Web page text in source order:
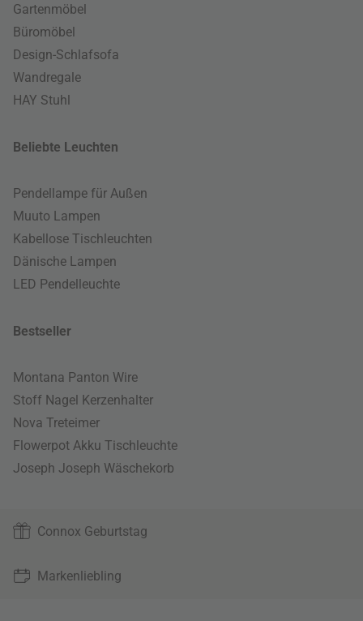
Gartenmöbel
Büromöbel
Design-Schlafsofa
Wandregale
HAY Stuhl
Beliebte Leuchten
Pendellampe für Außen
Muuto Lampen
Kabellose Tischleuchten
Dänische Lampen
LED Pendelleuchte
Bestseller
Montana Panton Wire
Stoff Nagel Kerzenhalter
Nova Treteimer
Flowerpot Akku Tischleuchte
Joseph Joseph Wäschekorb
Connox Geburtstag
Markenliebling